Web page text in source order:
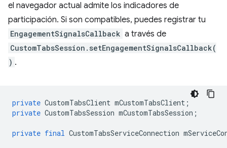
el navegador actual admite los indicadores de
participación. Si son compatibles, puedes registrar tu
EngagementSignalsCallback a través de
CustomTabsSession.setEngagementSignalsCallback(
) .
private CustomTabsClient mCustomTabsClient ;
private CustomTabsSession mCustomTabsSession ;
private final CustomTabsServiceConnection